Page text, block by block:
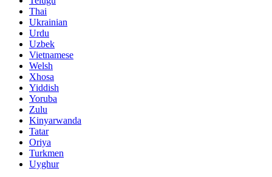
Thai
Ukrainian
Urdu
Uzbek
Vietnamese
Welsh
Xhosa
Yiddish
Yoruba
Zulu
Kinyarwanda
Tatar
Oriya
Turkmen
Uyghur